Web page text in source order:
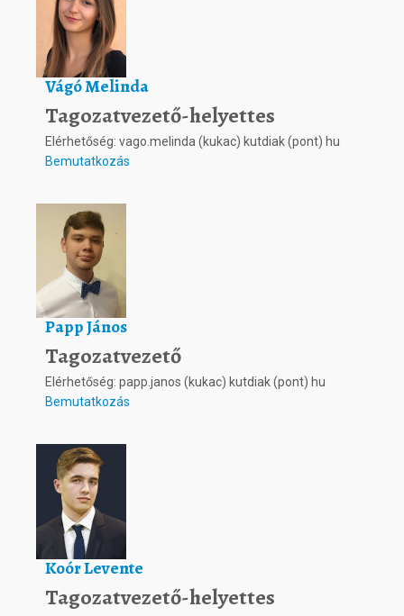
Vágó Melinda
Tagozatvezető-helyettes
Elérhetőség: vago.melinda (kukac) kutdiak (pont) hu
Bemutatkozás
Papp János
Tagozatvezető
Elérhetőség: papp.janos (kukac) kutdiak (pont) hu
Bemutatkozás
Koór Levente
Tagozatvezető-helyettes